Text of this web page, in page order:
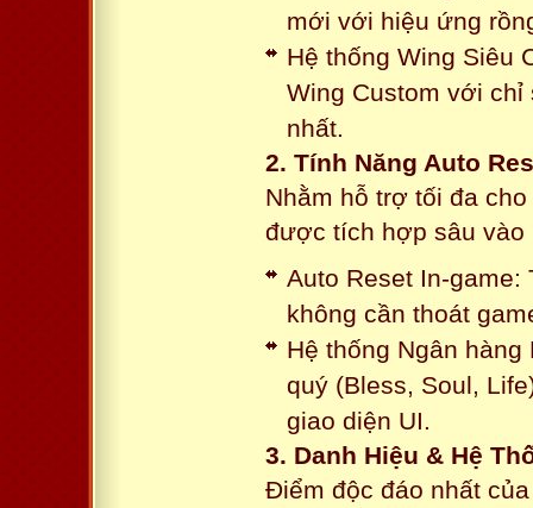
mới với hiệu ứng
Hệ thống Wing Siêu
Wing Custom với
nhất.
2. Tính Năng Auto
Nhằm hỗ trợ tối đa
được tích hợp sâu vào
Auto Reset In-game:
không cần thoát
Hệ thống Ngân
quý (Bless, Soul,
giao diện UI.
3. Danh Hiệu & Hệ
Điểm độc đáo nhất